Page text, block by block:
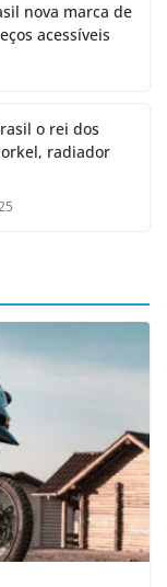
nova marca de
acessíveis
o rei dos
radiador